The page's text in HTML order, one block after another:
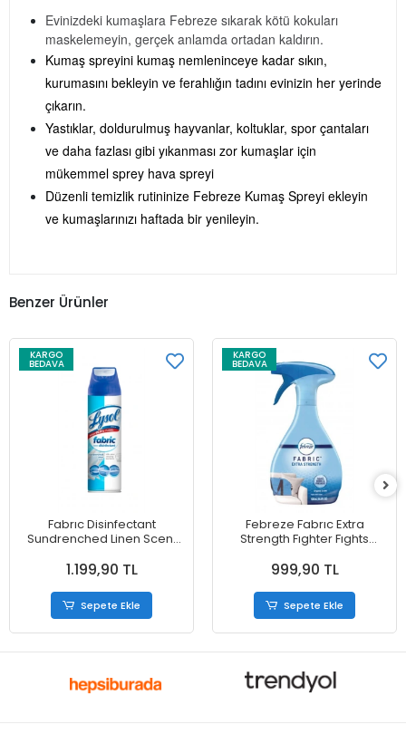
Evinizdeki kumaşlara Febreze sıkarak kötü kokuları
maskelemeyin, gerçek anlamda ortadan kaldırın.
Kumaş spreyini kumaş nemleninceye kadar sıkın,
kurumasını bekleyin ve ferahlığın tadını evinizin her yerinde
çıkarın.
Yastıklar, doldurulmuş hayvanlar, koltuklar, spor çantaları
ve daha fazlası gibi yıkanması zor kumaşlar için
mükemmel sprey hava spreyi
Düzenli temizlik rutininize Febreze Kumaş Spreyi ekleyin
ve kumaşlarınızı haftada bir yenileyin.
Benzer Ürünler
KARGO
BEDAVA
Fabrıc Disinfectant
Sundrenched Linen Scent
Koku Giderici Sprey 425 g
1.199,90 TL
Sepete Ekle
KARGO
BEDAVA
Febreze Fabrıc Extra
Strength Fıghter Fıghts
Scent Fabric Refresher 700
999,90 TL
Sepete Ekle